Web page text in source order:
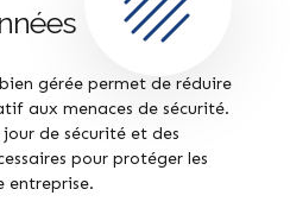
gérée permet de réduire
aux menaces de sécurité.
de sécurité et des
pour protéger les
entreprise.